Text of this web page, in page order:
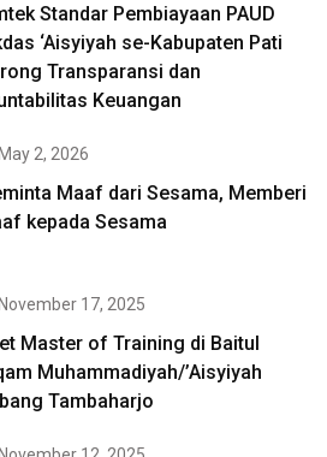
Standar Pembiayaan PAUD
‘Aisyiyah se-Kabupaten Pati
Transparansi dan
Keuangan
May 2, 2026
Maaf dari Sesama, Memberi
kepada Sesama
November 17, 2025
Master of Training di Baitul
Muhammadiyah/’Aisyiyah
Tambaharjo